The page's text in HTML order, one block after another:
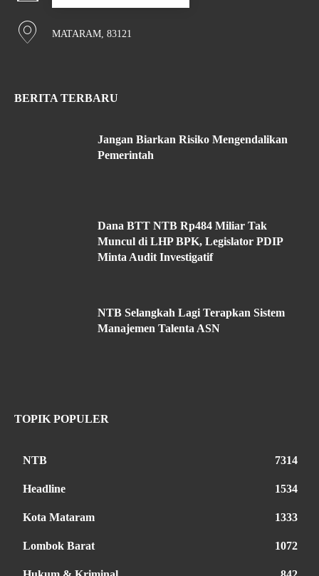
MATARAM, 83121
BERITA TERBARU
Jangan Biarkan Risiko Mengendalikan
Pemerintah
Dana BTT NTB Rp484 Miliar Tak
Muncul di LHP BPK, Legislator PDIP
Minta Audit Investigatif
NTB Selangkah Lagi Terapkan Sistem
Manajemen Talenta ASN
TOPIK POPULER
NTB 7314
Headline 1534
Kota Mataram 1333
Lombok Barat 1072